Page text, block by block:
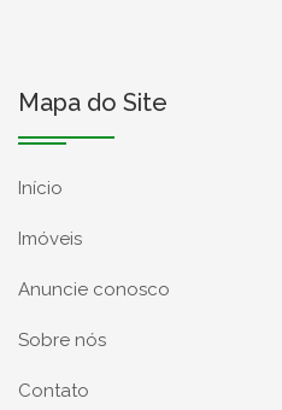
Mapa do Site
Início
Imóveis
Anuncie conosco
Sobre nós
Contato